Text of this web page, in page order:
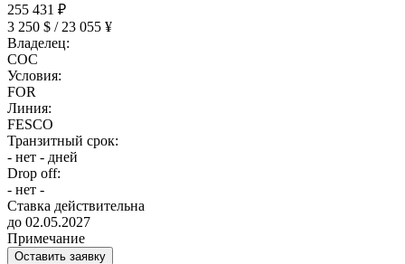
255 431 ₽
3 250 $ / 23 055 ¥
Владелец:
COC
Условия:
FOR
Линия:
FESCO
Транзитный срок:
- нет - дней
Drop off:
- нет -
Ставка действительна
до 02.05.2027
Примечание
Оставить заявку